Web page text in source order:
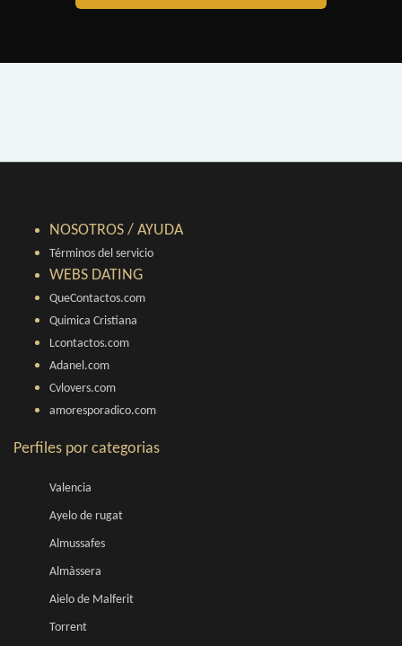
NOSOTROS / AYUDA
Términos del servicio
WEBS DATING
QueContactos.com
Quimica Cristiana
Lcontactos.com
Adanel.com
Cvlovers.com
amoresporadico.com
Perfiles por categorias
Valencia
Ayelo de rugat
Almussafes
Almàssera
Aielo de Malferit
Torrent